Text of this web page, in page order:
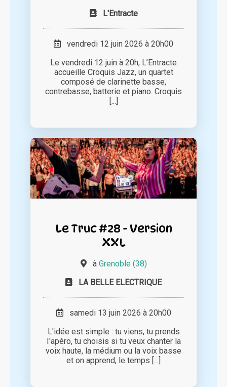
L'Entracte
vendredi 12 juin 2026 à 20h00
Le vendredi 12 juin à 20h, L’Entracte
accueille Croquis Jazz, un quartet
composé de clarinette basse,
contrebasse, batterie et piano. Croquis
[...]
Le Truc #28 - Version
XXL
à Grenoble (38)
LA BELLE ELECTRIQUE
samedi 13 juin 2026 à 20h00
L'idée est simple : tu viens, tu prends
I'apéro, tu choisis si tu veux chanter la
voix haute, la médium ou la voix basse
et on apprend, le temps [...]